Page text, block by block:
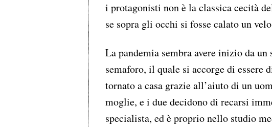
i protagonisti non è la classica cecità
se sopra gli occhi si fosse calato un
La pandemia sembra avere inizio da
semaforo, il quale si accorge di essere
tornato a casa grazie all’aiuto di un
moglie, e i due decidono di recarsi
specialista, ed è proprio nello studio